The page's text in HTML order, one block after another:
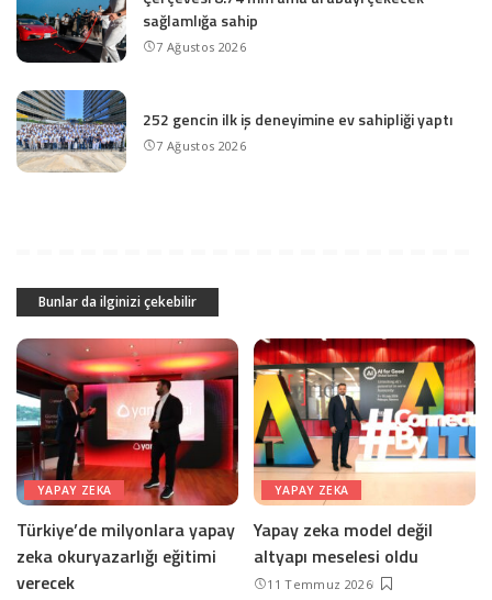
sağlamlığa sahip
7 Ağustos 2026
252 gencin ilk iş deneyimine ev sahipliği yaptı
7 Ağustos 2026
Bunlar da ilginizi çekebilir
YAPAY ZEKA
Türkiye’de milyonlara yapay
zeka okuryazarlığı eğitimi
verecek
YAPAY ZEKA
Yapay zeka model değil
altyapı meselesi oldu
11 Temmuz 2026